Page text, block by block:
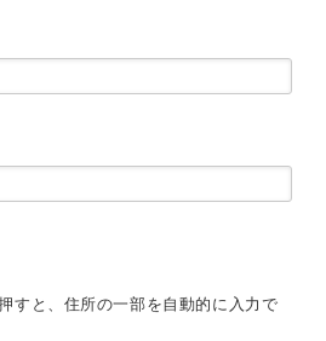
すと、住所の一部を自動的に入力で